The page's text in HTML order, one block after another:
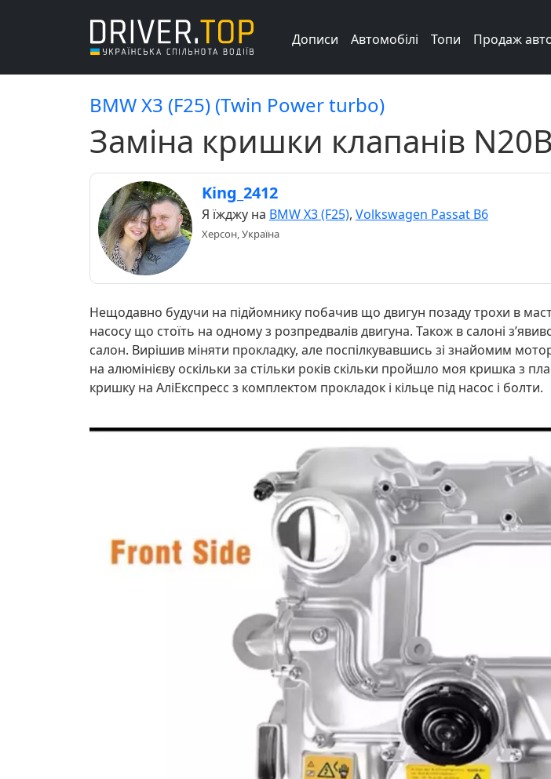
Дописи Автомобілі Топи Продаж
BMW X3 (F25) (Twin Power turbo)
Заміна кришки клапанів
King_2412
Я їжджу на BMW X3 (F25), Volkswagen Passat B6
Херсон, Україна
Нещодавно будучи на підйомнику побачив що двигун позаду трохи в
насосу що стоїть на одному з розпредвалів двигуна. Також в салоні
салон. Вирішив міняти прокладку, але поспілкувавшись зі знайомим
на алюмінієву оскільки за стільки років скільки пройшло моя кришка з
кришку на АліЕкспресс з комплектом прокладок і кільце під насос і болти.